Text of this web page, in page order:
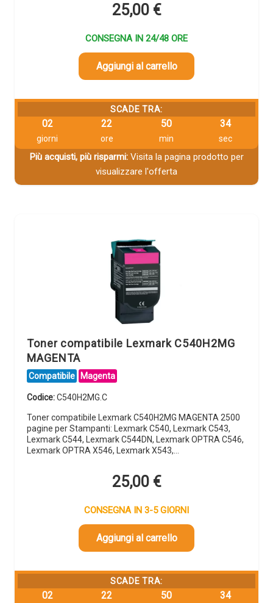
25,00 €
CONSEGNA IN 24/48 ORE
Aggiungi al carrello
SCADE TRA:
02
giorni
22
ore
50
min
33
sec
Più acquisti, più risparmi:Visita la pagina prodotto per
visualizzare l'offerta
Toner compatibile Lexmark C540H2MG
MAGENTA
Compatibile Magenta
Codice:C540H2MG.C
Toner compatibile Lexmark C540H2MG MAGENTA 2500
pagine per Stampanti: Lexmark C540, Lexmark C543,
Lexmark C544, Lexmark C544DN, Lexmark OPTRA C546,
Lexmark OPTRA X546, Lexmark X543,…
25,00 €
CONSEGNA IN 3-5 GIORNI
Aggiungi al carrello
SCADE TRA:
02 22 50 33